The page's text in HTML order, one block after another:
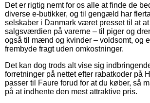
Det er rigtig nemt for os alle at finde de
diverse e-butikker, og til gengæld har
selskaber i Danmark været presset til at
salgsværdien på varerne – til piger og
også til mænd og kvinder – voldsomt, og
frembyde fragt uden omkostninger.
Det kan dog trods alt vise sig
forretninger på nettet efter rabatkoder på
passer til Faure forud for at du køber, så
på at indhente den mest attraktive pris.